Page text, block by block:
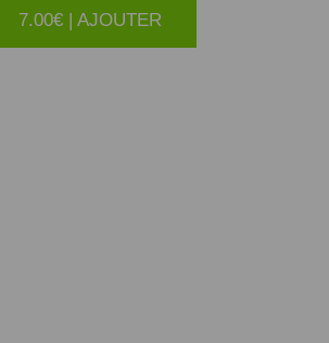
7.00€ | AJOUTER